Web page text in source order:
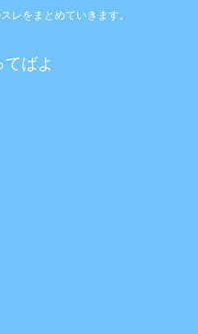
レをまとめていきます。
ばよ